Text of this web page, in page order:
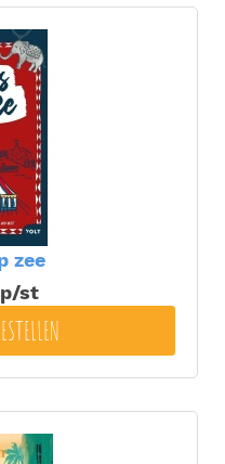
zee
p/st